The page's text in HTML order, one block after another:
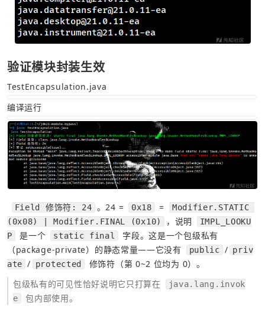
验证模块封装生效
TestEncapsulation.java
编译运行
Field 修饰符: 24 。24 = 0x18 =
Modifier.STATIC
(0x08) | Modifier.FINAL (0x10)
，说明
IMPL_LOOKU
P
是一个 static final
字段。这是一个包级私有
（package-private）的静态常量——它没有
public / priv
ate / protected
修饰符（第 0~2 位均为 0）。
包级私有的可见性恰好说明它只打算在
java.lang.invok
e
包内部使用。